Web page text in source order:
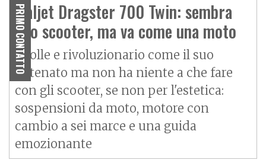
PRIMO CONTATTO
Italjet Dragster 700 Twin: sembra
uno scooter, ma va come una moto
È folle e rivoluzionario come il suo
antenato ma non ha niente a che fare
con gli scooter, se non per l'estetica:
sospensioni da moto, motore con
cambio a sei marce e una guida
emozionante